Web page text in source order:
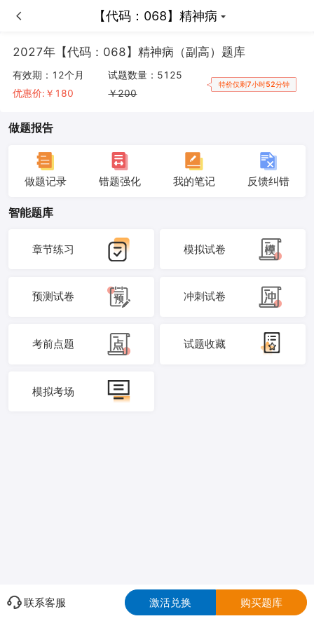
【代码：068】精神病
【代码：068】精神病
2027年【代码：068】精神病（副高）题库
有效期： 12个月
优惠价:￥ 180
试题数量： 5125
￥200
特价仅剩7小时52分钟
做题报告
做题记录 错题强化 我的笔记 反馈纠错
智能题库
章节练习 模拟试卷
预测试卷 冲刺试卷
考前点题 试题收藏
模拟考场
联系客服 激活兑换 购买题库